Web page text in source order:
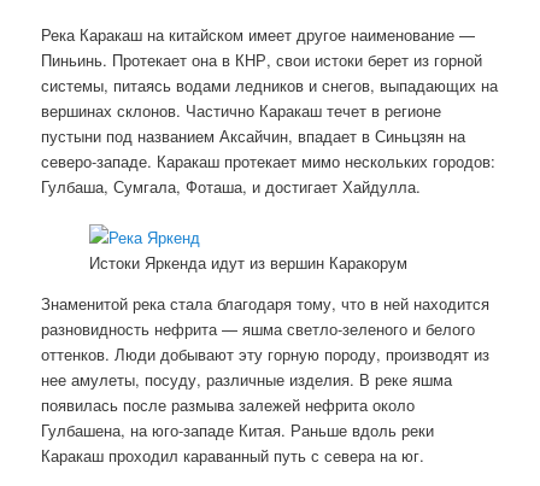
Река Каракаш на китайском имеет другое наименование —
Пиньинь. Протекает она в КНР, свои истоки берет из горной
системы, питаясь водами ледников и снегов, выпадающих на
вершинах склонов. Частично Каракаш течет в регионе
пустыни под названием Аксайчин, впадает в Синьцзян на
северо-западе. Каракаш протекает мимо нескольких городов:
Гулбаша, Сумгала, Фоташа, и достигает Хайдулла.
Истоки Яркенда идут из вершин Каракорум
Знаменитой река стала благодаря тому, что в ней находится
разновидность нефрита — яшма светло-зеленого и белого
оттенков. Люди добывают эту горную породу, производят из
нее амулеты, посуду, различные изделия. В реке яшма
появилась после размыва залежей нефрита около
Гулбашена, на юго-западе Китая. Раньше вдоль реки
Каракаш проходил караванный путь с севера на юг.